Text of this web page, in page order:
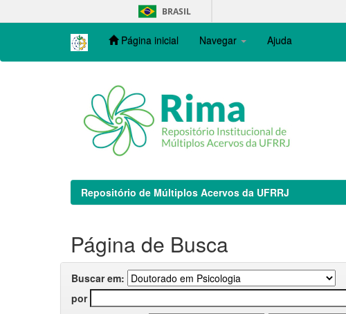
navigation
BRASIL
Página inicial Navegar Ajuda
Repositório de Múltiplos Acervos da UFRRJ
Página de Busca
Buscar em:
por